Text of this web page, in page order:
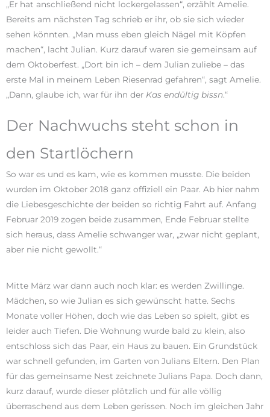
„Er hat anschließend nicht lockergelassen“, erzählt Amelie.
Bereits am nächsten Tag schrieb er ihr, ob sie sich wieder
sehen könnten. „Man muss eben gleich Nägel mit Köpfen
machen“, lacht Julian. Kurz darauf waren sie gemeinsam auf
dem Oktoberfest. „Dort bin ich – dem Julian zuliebe – das
erste Mal in meinem Leben Riesenrad gefahren“, sagt Amelie.
„Dann, glaube ich, war für ihn der Kas endültig bissn.“
Der Nachwuchs steht schon in
den Startlöchern
So war es und es kam, wie es kommen musste. Die beiden
wurden im Oktober 2018 ganz offiziell ein Paar. Ab hier nahm
die Liebesgeschichte der beiden so richtig Fahrt auf. Anfang
Februar 2019 zogen beide zusammen, Ende Februar stellte
sich heraus, dass Amelie schwanger war, „zwar nicht geplant,
aber nie nicht gewollt.“
Mitte März war dann auch noch klar: es werden Zwillinge.
Mädchen, so wie Julian es sich gewünscht hatte. Sechs
Monate voller Höhen, doch wie das Leben so spielt, gibt es
leider auch Tiefen. Die Wohnung wurde bald zu klein, also
entschloss sich das Paar, ein Haus zu bauen. Ein Grundstück
war schnell gefunden, im Garten von Julians Eltern. Den Plan
für das gemeinsame Nest zeichnete Julians Papa. Doch dann,
kurz darauf, wurde dieser plötzlich und für alle völlig
überraschend aus dem Leben gerissen. Noch im gleichen Jahr